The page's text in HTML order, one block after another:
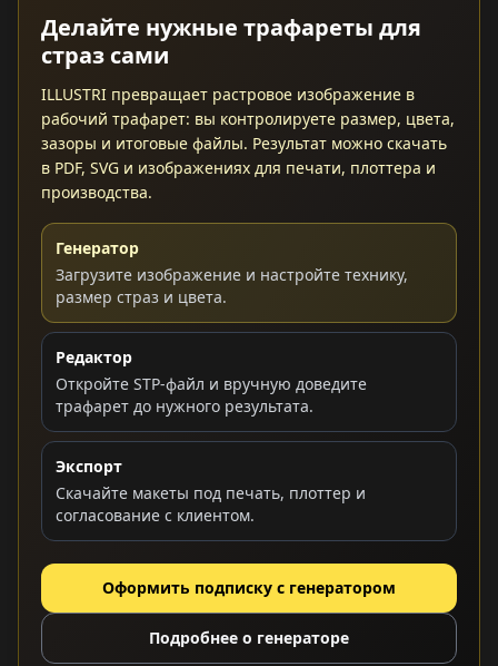
Делайте нужные трафареты для
страз сами
ILLUSTRI превращает растровое изображение в
рабочий трафарет: вы контролируете размер, цвета,
зазоры и итоговые файлы. Результат можно скачать
в PDF, SVG и изображениях для печати, плоттера и
производства.
Генератор
Загрузите изображение и настройте технику,
размер страз и цвета.
Редактор
Откройте STP-файл и вручную доведите
трафарет до нужного результата.
Экспорт
Скачайте макеты под печать, плоттер и
согласование с клиентом.
Оформить подписку с генератором
Подробнее о генераторе